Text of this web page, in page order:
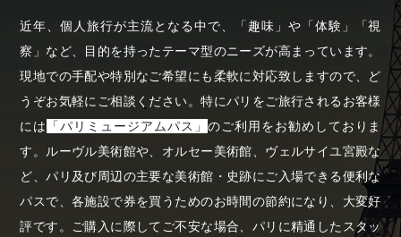
近年、個人旅行が主流となる中で、「趣味」や「体験」「視
察」など、目的を持ったテーマ型のニーズが高まっています。
現地での手配や特別なご希望にも柔軟に対応致しますので、ど
うぞお気軽にご相談ください。特にパリをご旅行されるお客様
には
「パリミュージアムパス」 のご利用をお勧めしておりま
す。ルーヴル美術館や、オルセー美術館、ヴェルサイユ宮殿な
ど、パリ及び周辺の主要な美術館・史跡にご入場できる便利な
パスで、各施設で券を買うためのお時間の節約になり、大変好
評です。ご購入に際してご不安な場合、パリに精通したスタッ